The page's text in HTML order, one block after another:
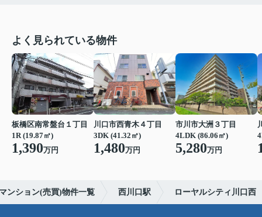
よく見られている物件
板橋区南常盤台１丁目
1R (19.87㎡)
1,390万円
川口市西青木４丁目
3DK (41.32㎡)
1,480万円
市川市大洲３丁目
4LDK (86.06㎡)
5,280万円
ンション(売買)物件一覧 西川口駅 ローヤルシティ川口西